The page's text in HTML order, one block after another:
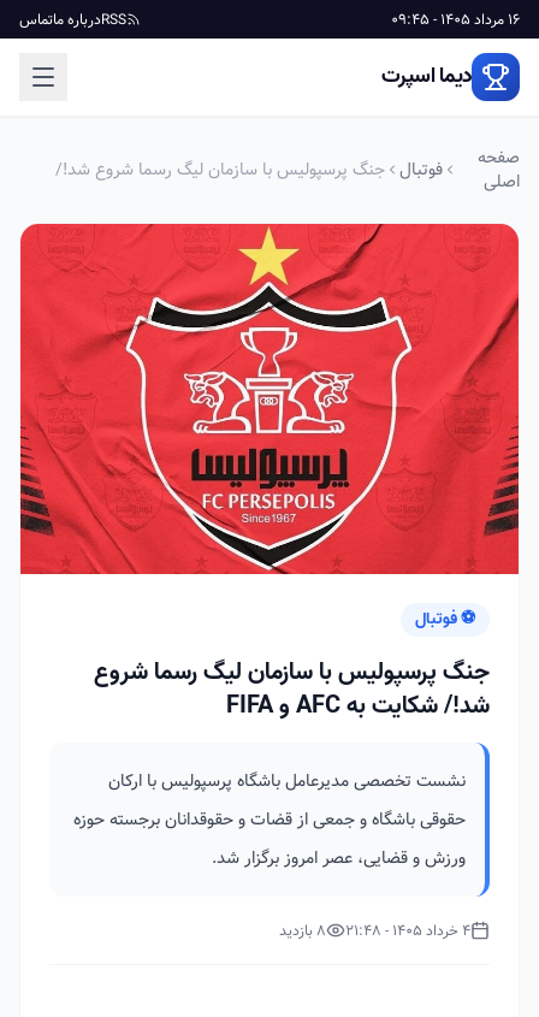
16 مرداد 1405 - 09:45 RSSدرباره ماتماس
دیما اسپرت
صفحه
اصلی
فوتبال جنگ پرسپولیس با سازمان لیگ رسما شروع شد!/
⚽ فوتبال
جنگ پرسپولیس با سازمان لیگ رسما شروع
شد!/ شکایت به AFC و FIFA
نشست تخصصی مدیرعامل باشگاه پرسپولیس با ارکان
حقوقی باشگاه و جمعی از قضات و حقوقدانان برجسته حوزه
ورزش و قضایی، عصر امروز برگزار شد.
4 خرداد 1405 - 21:48 8 بازدید